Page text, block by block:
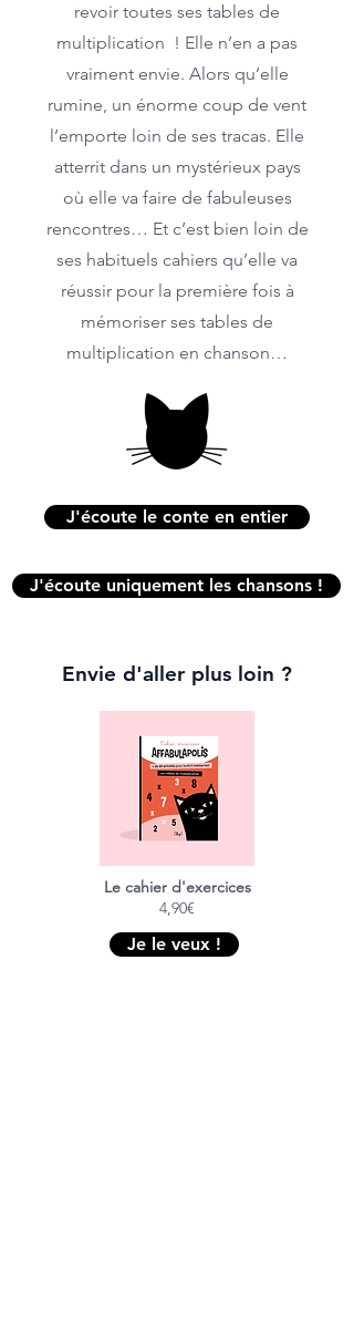
revoir toutes ses tables de
multiplication ! Elle n’en a pas
vraiment envie. Alors qu’elle
rumine, un énorme coup de vent
l’emporte loin de ses tracas. Elle
atterrit dans un mystérieux pays
où elle va faire de fabuleuses
rencontres… Et c’est bien loin de
ses habituels cahiers qu’elle va
réussir pour la première fois à
mémoriser ses tables de
multiplication en chanson…
J'écoute le conte en entier
J'écoute uniquement les chansons !
Envie d'aller plus loin ?
Le cahier d'exercices
4,90€
Je le veux !